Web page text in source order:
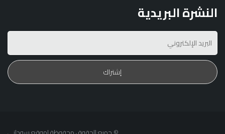
النشرة البريدية